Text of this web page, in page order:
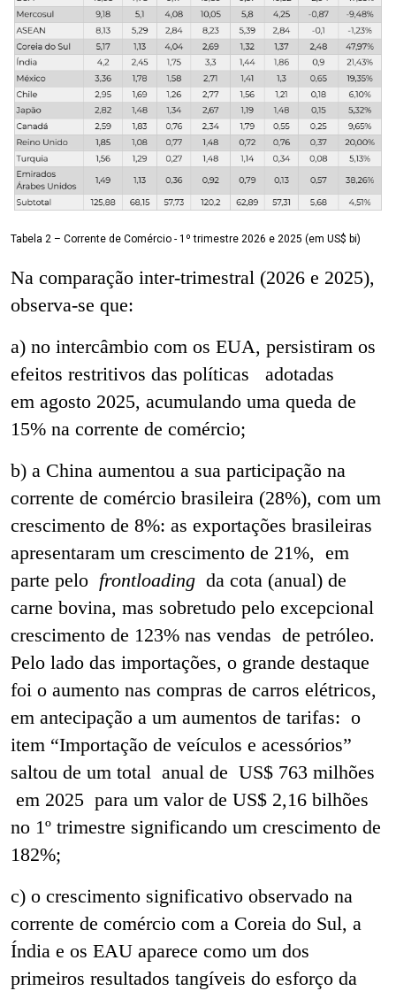
Tabela 2 – Corrente de Comércio - 1º trimestre 2026 e 2025 (em US$ bi)
Na comparação inter-trimestral (2026 e 2025),
observa-se que:
a) no intercâmbio com os EUA, persistiram os
efeitos restritivos das políticas adotadas
em agosto 2025, acumulando uma queda de
15% na corrente de comércio;
b) a China aumentou a sua participação na
corrente de comércio brasileira (28%), com um
crescimento de 8%: as exportações brasileiras
apresentaram um crescimento de 21%, em
parte pelo frontloading da cota (anual) de
carne bovina, mas sobretudo pelo excepcional
crescimento de 123% nas vendas de petróleo.
Pelo lado das importações, o grande destaque
foi o aumento nas compras de carros elétricos,
em antecipação a um aumentos de tarifas: o
item “Importação de veículos e acessórios”
saltou de um total anual de US$ 763 milhões
em 2025 para um valor de US$ 2,16 bilhões
no 1º trimestre significando um crescimento de
182%;
c) o crescimento significativo observado na
corrente de comércio com a Coreia do Sul, a
Índia e os EAU aparece como um dos
primeiros resultados tangíveis do esforço da